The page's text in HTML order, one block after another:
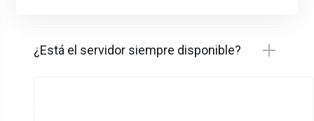
¿Está el servidor siempre disponible?